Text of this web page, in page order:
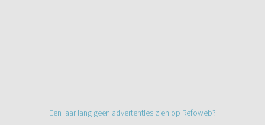
Een jaar lang geen advertenties zien op Refoweb?